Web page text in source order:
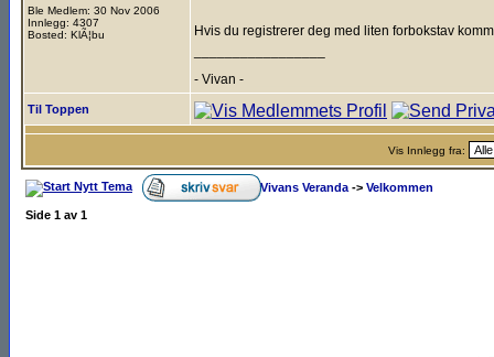
Ble Medlem: 30 Nov 2006
Innlegg: 4307
Bosted: KlÃ¦bu
Hvis du registrerer deg med liten forbokstav
- Vivan -
Til Toppen
Vis Innlegg fra:
Vivans Veranda -> Velkommen
Side 1 av 1